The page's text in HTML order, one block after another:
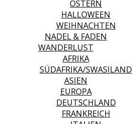
OSTERN
HALLOWEEN
WEIHNACHTEN
NADEL & FADEN
WANDERLUST
AFRIKA
SÜDAFRIKA/SWASILAND
ASIEN
EUROPA
DEUTSCHLAND
FRANKREICH